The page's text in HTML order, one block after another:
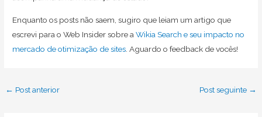
Enquanto os posts não saem, sugiro que leiam um artigo que
escrevi para o Web Insider sobre aWikia Search e seu impacto no
mercado de otimização de sites . Aguardo o feedback de vocês!
Post
← Post anterior Post seguinte →